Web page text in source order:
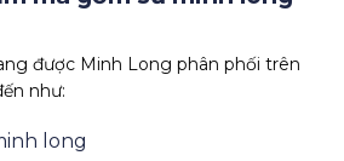
được Minh Long phân phối trên
như:
long